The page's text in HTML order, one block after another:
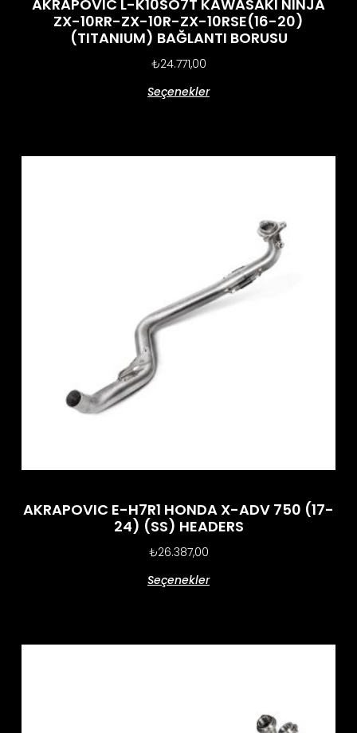
AKRAPOVIC L-K10SO7T KAWASAKI NINJA
ZX-10RR-ZX-10R-ZX-10RSE(16-20)
(TITANIUM) BAĞLANTI BORUSU
₺24.771,00
Seçenekler
AKRAPOVIC E-H7R1 HONDA X-ADV 750 (17-
24) (SS) HEADERS
₺26.387,00
Seçenekler